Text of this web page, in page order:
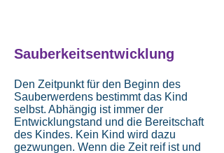
Sauberkeitsentwicklung
Den Zeitpunkt für den Beginn des
Sauberwerdens bestimmt das Kind
selbst. Abhängig ist immer der
Entwicklungstand und die Bereitschaft
des Kindes. Kein Kind wird dazu
gezwungen. Wenn die Zeit reif ist und